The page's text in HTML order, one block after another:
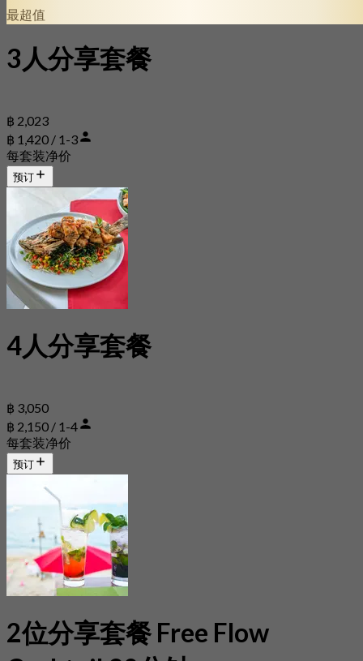
最超值
3人分享套餐
฿ 2,023
฿ 1,420 / 1-3
每套装净价
预订
4人分享套餐
฿ 3,050
฿ 2,150 / 1-4
每套装净价
预订
2位分享套餐 Free Flow